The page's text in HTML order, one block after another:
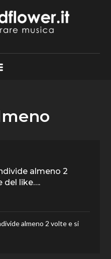
almeno 2
del like….
almeno 2 volte e si